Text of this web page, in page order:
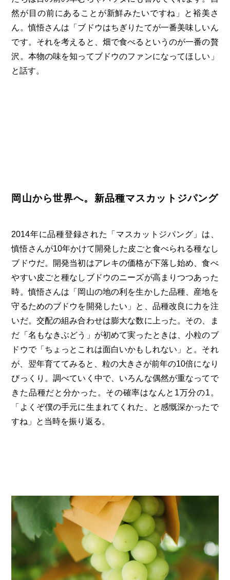
然が目の前にあることが新鮮みたいですね」と裕美さ
ん。慎悟さんは「ブドウはちぎりたてが一番美味しいん
です。それを考えると、畑で食べるというのが一番の贅
沢。本物の味を知ってブドウのファンになってほしい」
と話す。
岡山から世界へ。新品種マスカットジパング
2014年に品種登録された「マスカットジパング」は、
慎悟さんが10年かけて開発した皮ごと食べられる種なし
ブドウだ。開発当初はアレキの価格が下落し始め、食べ
やすい皮ごと種なしブドウのニーズが高まりつつあった
時。慎悟さんは「岡山の地の利を生かした品種、産地を
守るためのブドウを開発したい」と、品種改良に力を注
いだ。交配の組み合わせは膨大な数に上った。その、ま
だ「名もなきぶどう」が初めて実ったときは、小粒のブ
ドウで「ちょっとこれは面白いかもしれない」と。それ
が、翌年育ててみると、粒の大きさが前年の10倍になり
びっくり。調べていく中で、いろんな偶然が重なってで
きた品種だと分かった。その確率はなんと1万分の1。
「よくぞ僕の手元に生まれてくれた、と感慨深かったで
すね」と当時を振り返る。